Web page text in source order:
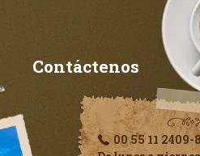
Contáctenos
00 55 11 2409-